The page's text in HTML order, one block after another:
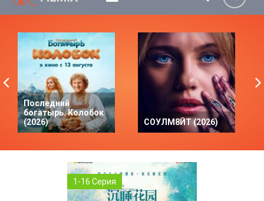
Последний
богатырь. Колобок
(2026)
СОУЛМ8ЙТ (2026)
1-16 Серия